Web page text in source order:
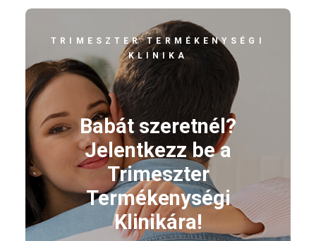
TRIMESZTER TERMÉKENYSÉGI
KLINIKA
Babát szeretnél?
Jelentkezz be a
Trimeszter
Termékenységi
Klinikára!